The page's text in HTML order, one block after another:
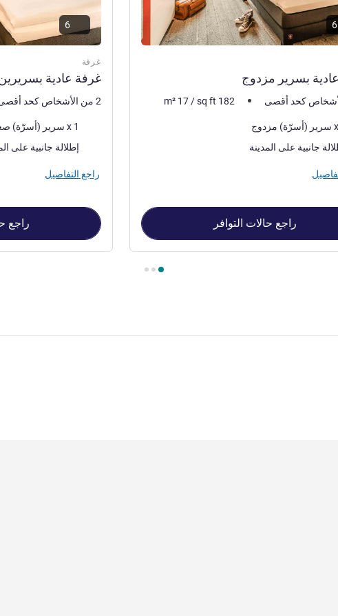
بسرير مزدوج
m² 17 /sq ft 182
جانبية على المدينة
راجع حالات التوافر
غرفة
غرفة عادية
2 من الأشخاص كحد أقصى
فرش السرير
1 x سرير (أسرّة) صغير
المناظر:إطلالة جانبية على
راجع التفاصيل
راجع